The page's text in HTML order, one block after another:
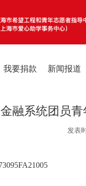
我要捐款 新闻报道
融系统团员
发表